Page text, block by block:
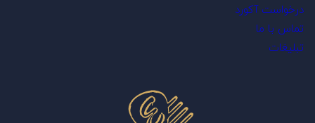
درخواست آکورد
تماس با ما
تبلیغات